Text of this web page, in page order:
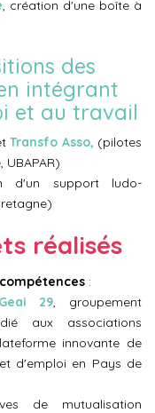
, création d'une boîte à
des
intégrant
et au travail
Transfo Asso, (pilotes
d'un support ludo-
réalisés
:
Geai 29, groupement
aux associations
innovante de
d'emploi en Pays de
de mutualisation